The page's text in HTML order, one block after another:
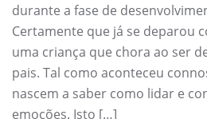
durante a fase de
Certamente que já se deparou
uma criança que chora ao ser
pais. Tal como aconteceu
nascem a saber como lidar e
emoções. Isto […]